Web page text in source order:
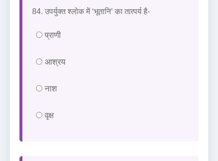
84. उपर्युक्त श्लोक में ‘भूतानि’ का तात्पर्य है-
प्राणी
आश्रय
नाश
वृक्ष